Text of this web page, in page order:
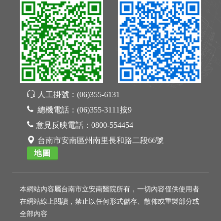
人工掛號： (06)355-6131
總機電話： (06)355-3111按9
意見反映電話： 0800-554454
台南市安南區州南里長和路二段66號
地圖
本網站內容屬台南市立安南醫院所有，一切內容僅供使用者
在網站線上閱讀，禁止以任何形式儲存、散佈或重製部分或
全部內容